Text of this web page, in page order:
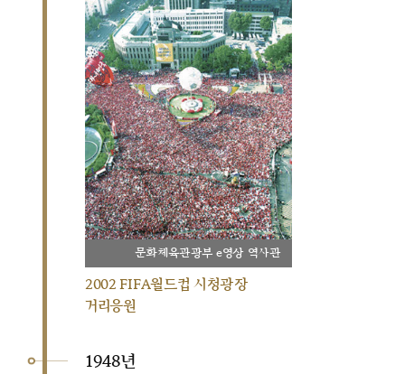
문화체육관광부 e영상 역사관
2002 FIFA월드컵 시청광장
거리응원
1948년